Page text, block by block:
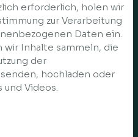
erforderlich, holen wir
zur Verarbeitung
Daten ein.
wir Inhalte sammeln, die
der
hochladen oder
und Videos.